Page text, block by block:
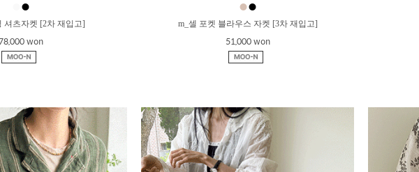
●
셔츠자켓 [2차 재입고]
won
●●
m_셀 포켓 블라우스 자켓 [3차 재입고]
51,000 won